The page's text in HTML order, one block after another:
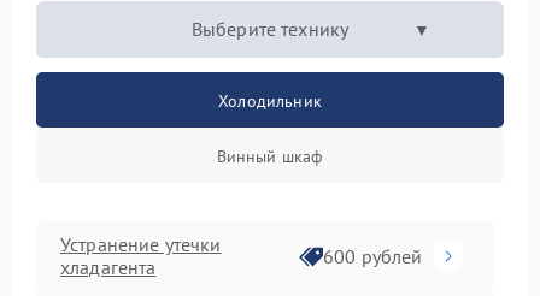
Выберите технику
Холодильник
Винный шкаф
Устранение утечки
хладагента
600 рублей